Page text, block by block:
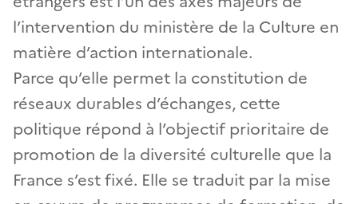
l’intervention du ministère de la Culture en
matière d’action internationale.
Parce qu’elle permet la constitution de
réseaux durables d’échanges, cette
politique répond à l’objectif prioritaire de
promotion de la diversité culturelle que la
France s’est fixé. Elle se traduit par la mise